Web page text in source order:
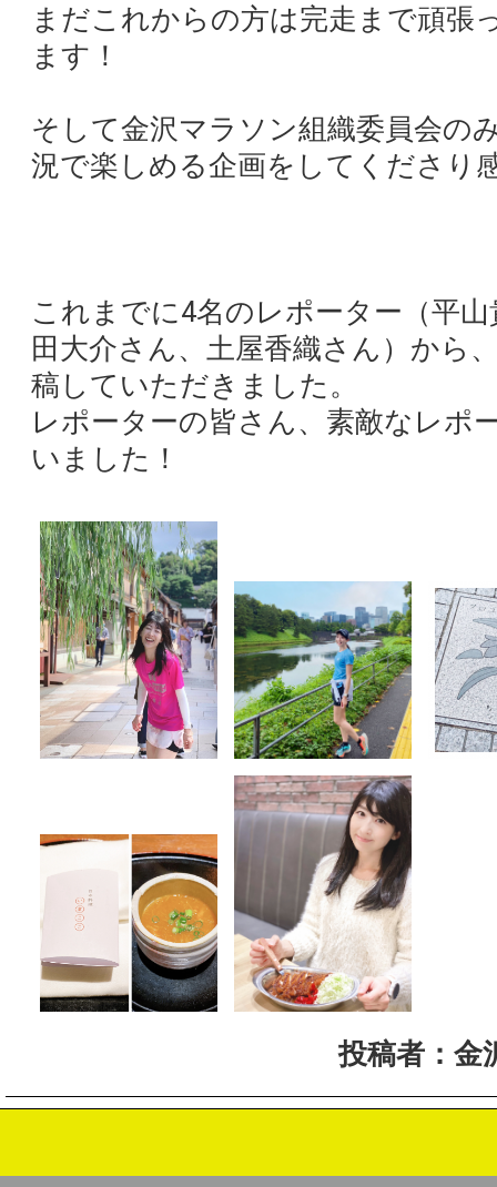
まだこれからの方は完走まで頑張
ます！
そして金沢マラソン組織委員会の
況で楽しめる企画をしてくださり
これまでに4名のレポーター（平
田大介さん、土屋香織さん）から
稿していただきました。
レポーターの皆さん、素敵なレポ
いました！
投稿者：金